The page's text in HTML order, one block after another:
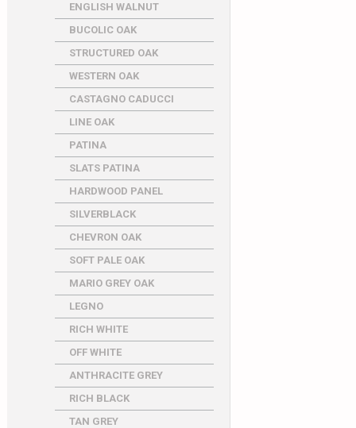
ENGLISH WALNUT
BUCOLIC OAK
STRUCTURED OAK
WESTERN OAK
CASTAGNO CADUCCI
LINE OAK
PATINA
SLATS PATINA
HARDWOOD PANEL
SILVERBLACK
CHEVRON OAK
SOFT PALE OAK
MARIO GREY OAK
LEGNO
RICH WHITE
OFF WHITE
ANTHRACITE GREY
RICH BLACK
TAN GREY